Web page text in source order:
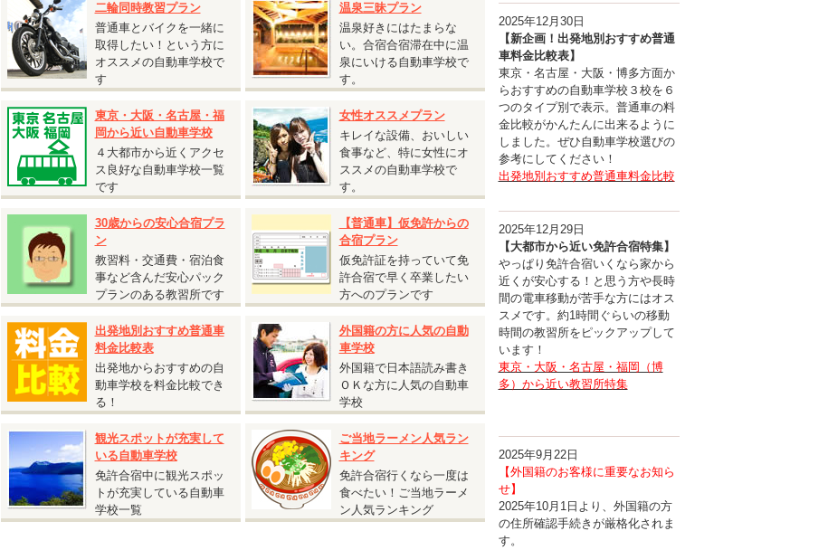
ス）。あらかじめご了承ください。
MT車をご希望の方は税込55,000円アップ
普通二輪免許を所持されている方は税込11,000円引
※保証内容・往復交通費支給額は通常プランと同様です。
※2人部屋または4人部屋の貸切利用となる場合がございます。あらかじめご了承くださ
い。
『期間限定割引 普通AT車 5,000円割引キャンペーン』
◆広島県 竹原自動車学校◆
『期間限定割引 普通AT車 5,000円割引キャンペーン』
●受付開始日：2026年7月27日から
入校日：9月13日～10月31日の期間の入校日は 税込5,000円割引！
【女性の方必見！女性割と併用で最大割引あり】
●入校日：9月13日～9月19日の期間の入校は
最大税込10,000円割引！
●入校日：9月20日～10月31日の期間の入校は
最大税込15,000円割引！
『自炊シングルおすすめ入校日』
◆静岡県 静岡菊川自動車学校◆
『自炊シングルおすすめ入校日』
●入校日：9月22日～12月14日の期間内の入校日
■自炊シングル
二輪同時教習プラン
普通車とバイクを一緒に
取得したい！という方に
オススメの自動車学校で
す
温泉三昧プラン
温泉好きにはたまらな
い。合宿合宿滞在中に温
泉にいける自動車学校で
す。
東京・大阪・名古屋・福
岡から近い自動車学校
４大都市から近くアクセ
ス良好な自動車学校一覧
です
女性オススメプラン
キレイな設備、おいしい
食事など、特に女性にオ
ススメの自動車学校で
す。
30歳からの安心合宿プラ
ン
教習料・交通費・宿泊食
事など含んだ安心パック
プランのある教習所です
【普通車】仮免許からの
合宿プラン
仮免許証を持っていて免
許合宿で早く卒業したい
方へのプランです
出発地別おすすめ普通車
料金比較表
出発地からおすすめの自
動車学校を料金比較でき
る！
外国籍の方に人気の自動
車学校
外国籍で日本語読み書き
ＯＫな方に人気の自動車
学校
観光スポットが充実して
いる自動車学校
免許合宿中に観光スポッ
トが充実している自動車
学校一覧
ご当地ラーメン人気ラン
キング
免許合宿行くなら一度は
食べたい！ご当地ラーメ
ン人気ランキング
2025年12月30日
【新企画！出発地別おすすめ普通
車料金比較表】
東京・名古屋・大阪・博多方面か
らおすすめの自動車学校３校を６
つのタイプ別で表示。普通車の料
金比較がかんたんに出来るように
しました。ぜひ自動車学校選びの
参考にしてください！
出発地別おすすめ普通車料金比較
2025年12月29日
【大都市から近い免許合宿特集】
やっぱり免許合宿いくなら家から
近くが安心する！と思う方や長時
間の電車移動が苦手な方にはオス
スメです。約1時間ぐらいの移動
時間の教習所をピックアップして
います！
東京・大阪・名古屋・福岡（博
多）から近い教習所特集
2025年9月22日
【外国籍のお客様に重要なお知ら
せ】
2025年10月1日より、外国籍の方
の住所確認手続きが厳格化されま
す。